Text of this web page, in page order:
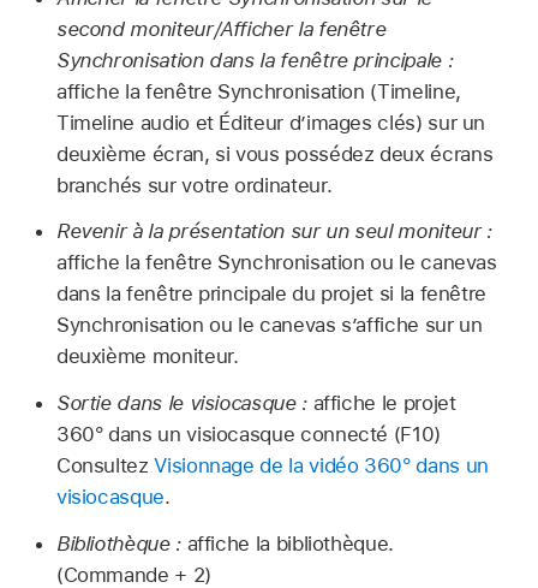
second moniteur/Afficher la fenêtre
Synchronisation dans la fenêtre principale :
affiche la fenêtre Synchronisation (Timeline,
Timeline audio et Éditeur d’images clés) sur un
deuxième écran, si vous possédez deux écrans
branchés sur votre ordinateur.
Revenir à la présentation sur un seul moniteur :
affiche la fenêtre Synchronisation ou le canevas
dans la fenêtre principale du projet si la fenêtre
Synchronisation ou le canevas s’affiche sur un
deuxième moniteur.
Sortie dans le visiocasque :affiche le projet
360° dans un visiocasque connecté (F10)
ConsultezVisionnage de la vidéo 360° dans un
visiocasque.
Bibliothèque :affiche la bibliothèque.
(Commande + 2)